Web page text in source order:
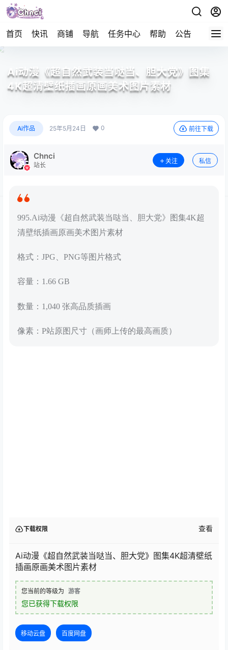
首页 快讯 商铺 导航 任务中心 帮助 公告 APP下
Ai动漫《超自然武装当哒当、胆大党》图集
4K超清壁纸插画原画美术图片素材
Ai作品 25年5月24日 0 前往下载
Chnci
站长
关注 私信
995.Ai动漫《超自然武装当哒当、胆大党》图集4K超
清壁纸插画原画美术图片素材
格式：JPG、PNG等图片格式
容量：1.66 GB
数量：1,040 张高品质插画
像素：P站原图尺寸（画师上传的最高画质）
下载权限 查看
Ai动漫《超自然武装当哒当、胆大党》图集4K超清壁纸
插画原画美术图片素材
您当前的等级为 游客
您已获得下载权限
移动云盘 百度网盘